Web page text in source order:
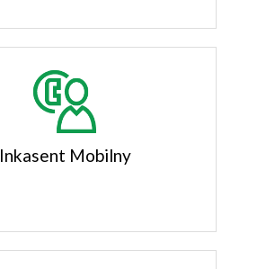
Inkasent Mobilny